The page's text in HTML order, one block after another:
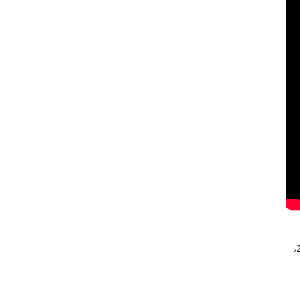
وكشفت غادة عادل عن تفاصيل خضوعها لعملية تجميل إثر تلقيها حقن فيلر دائم منذ عام 2007،